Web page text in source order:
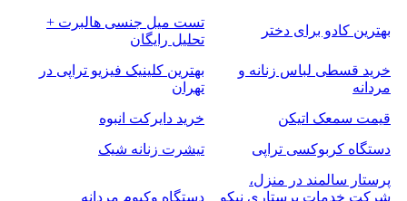
بهترین کادو برای دختر
تست میل جنسی هالبرت +
تحلیل رایگان
خرید قسطی لباس زنانه و
مردانه
بهترین کلینیک فیزیو تراپی در
تهران
قیمت سمعک اتیکن
خرید دایرکت انبوه
دستگاه کربوکسی تراپی
تیشرت زنانه شیک
پرستار سالمند در منزل،
شرکت خدمات پرستاری نیکو
دستگاه وکیوم مردانه